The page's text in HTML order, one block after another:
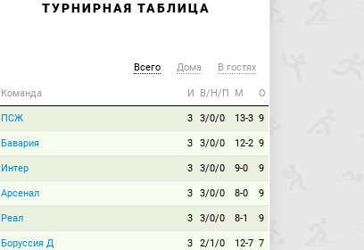
ТУРНИРНАЯ ТАБЛИЦА
Всего Дома В гостях
Команда И В/Н/П М О
ПСЖ 3 3/0/0 13-3 9
Бавария 3 3/0/0 12-2 9
Интер 3 3/0/0 9-0 9
Арсенал 3 3/0/0 8-0 9
Реал 3 3/0/0 8-1 9
Боруссия Д 3 2/1/0 12-7 7